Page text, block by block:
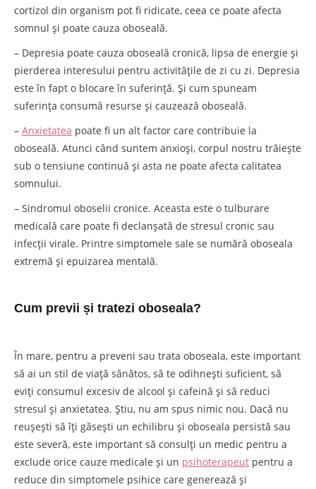
cortizol din organism pot fi ridicate, ceea ce poate afecta
somnul și poate cauza oboseală.
– Depresia poate cauza oboseală cronică, lipsa de energie și
pierderea interesului pentru activitățile de zi cu zi. Depresia
este în fapt o blocare în suferință. Și cum spuneam
suferința consumă resurse și cauzează oboseală.
– Anxietatea poate fi un alt factor care contribuie la
oboseală. Atunci când suntem anxioși, corpul nostru trăiește
sub o tensiune continuă și asta ne poate afecta calitatea
somnului.
– Sindromul oboselii cronice. Aceasta este o tulburare
medicală care poate fi declanșată de stresul cronic sau
infecții virale. Printre simptomele sale se numără oboseala
extremă și epuizarea mentală.
Cum previi și tratezi oboseala?
În mare, pentru a preveni sau trata oboseala, este important
să ai un stil de viață sănătos, să te odihnești suficient, să
eviți consumul excesiv de alcool și cafeină și să reduci
stresul și anxietatea. Știu, nu am spus nimic nou. Dacă nu
reușești să îți găsești un echilibru și oboseala persistă sau
este severă, este important să consulți un medic pentru a
exclude orice cauze medicale și un psihoterapeut pentru a
reduce din simptomele psihice care generează și